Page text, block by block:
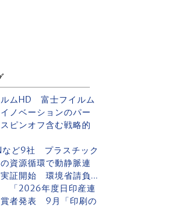
ムHD 富士フイルム
ノベーションのパー
ピンオフ含む戦略的
など9社 プラスチック
資源循環で動静脈連
証開始 環境省請負...
「2026年度日印産連
賞者発表 9月「印刷の